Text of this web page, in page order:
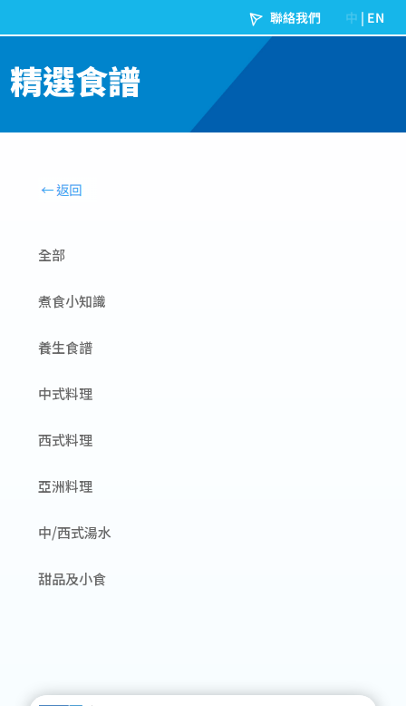
精選食譜
全部
煮食小知識
養生食譜
中式料理
西式料理
亞洲料理
中/西式湯水
甜品及小食